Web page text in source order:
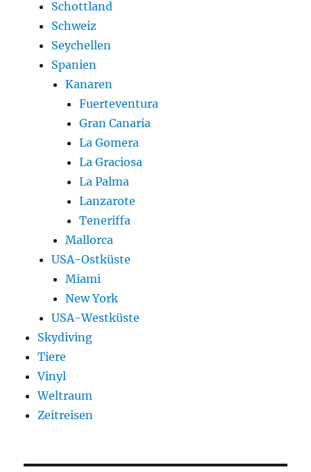
Schottland
Schweiz
Seychellen
Spanien
Kanaren
Fuerteventura
Gran Canaria
La Gomera
La Graciosa
La Palma
Lanzarote
Teneriffa
Mallorca
USA-Ostküste
Miami
New York
USA-Westküste
Skydiving
Tiere
Vinyl
Weltraum
Zeitreisen